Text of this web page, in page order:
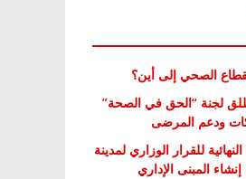
الصحي إلى أين؟
لجنة “الحق في الصحة”
ودعم المرضى
للقرار الوزاري لمدينة
المبنى الإداري